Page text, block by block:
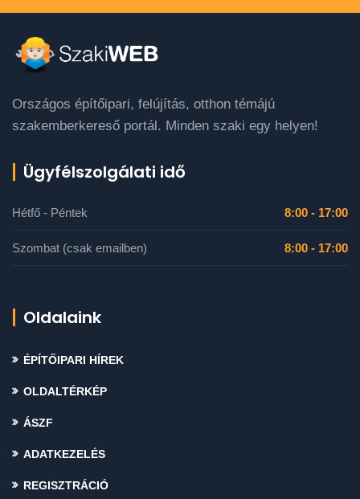
Országos építőipari, felújítás, otthon témájú
szakemberkereső portál. Minden szaki egy helyen!
Ügyfélszolgálati idő
Hétfő - Péntek 8:00 - 17:00
Szombat (csak emailben) 8:00 - 17:00
Oldalaink
ÉPÍTŐIPARI HÍREK
OLDALTÉRKÉP
ÁSZF
ADATKEZELÉS
REGISZTRÁCIÓ